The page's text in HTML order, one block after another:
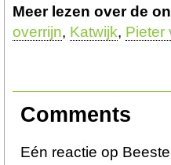
Meer lezen over de
overrijn, Katwijk, Pieter
Comments
Eén reactie op